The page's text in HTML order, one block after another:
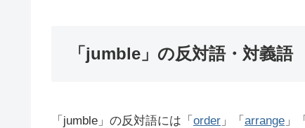
「jumble」の反対語・対義語
「jumble」の反対語には「 order 」「 arrange 」「